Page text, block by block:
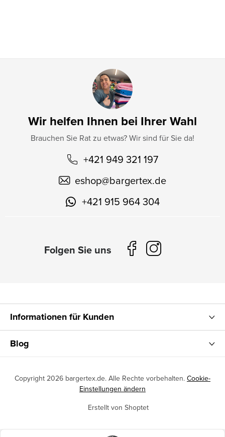
Wir helfen Ihnen bei Ihrer Wahl
Brauchen Sie Rat zu etwas? Wir sind für Sie da!
+421 949 321 197
eshop@bargertex.de
+421 915 964 304
Informationen für Kunden
Blog
Erstellt von Shoptet
Copyright 2026 bargertex.de. Alle Rechte vorbehalten. Cookie-
Einstellungen ändern